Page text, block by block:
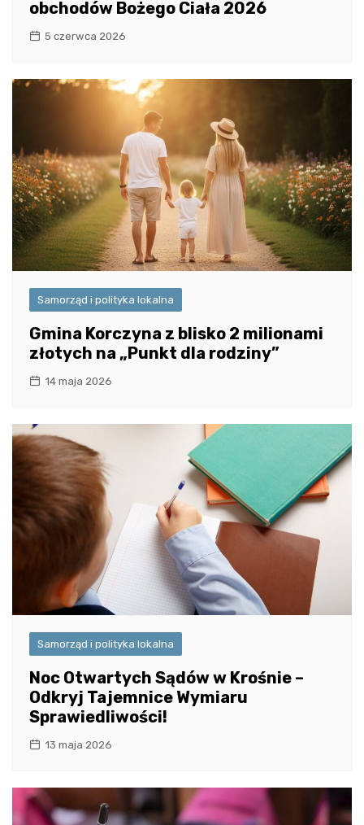
obchodów Bożego Ciała 2026
5 czerwca 2026
Samorząd i polityka lokalna
Gmina Korczyna z blisko 2 milionami
złotych na „Punkt dla rodziny”
14 maja 2026
Samorząd i polityka lokalna
Noc Otwartych Sądów w Krośnie –
Odkryj Tajemnice Wymiaru
Sprawiedliwości!
13 maja 2026